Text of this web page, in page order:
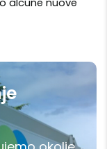
alcune nuove